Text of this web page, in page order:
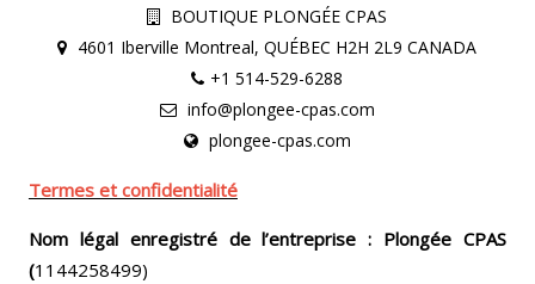
BOUTIQUE PLONGÉE CPAS
4601 Iberville Montreal, QUÉBEC H2H 2L9 CANADA
+1 514-529-6288
info@plongee-cpas.com
plongee-cpas.com
Termes et confidentialité
Nom légal enregistré de l’entreprise : Plongée CPAS
(1144258499)